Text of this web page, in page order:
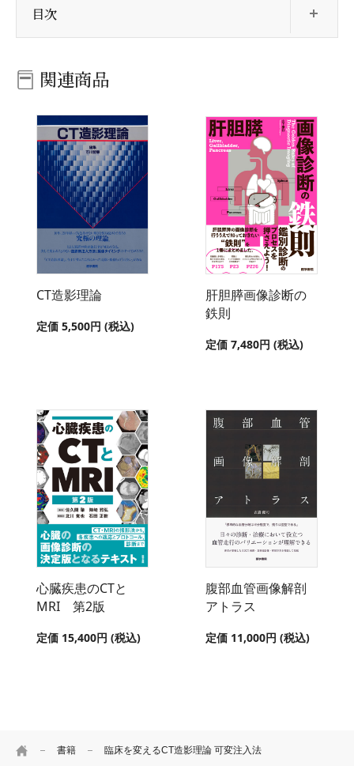
HOME 書籍 臨床を変えるCT造影理論 可変注入法
目次
関連商品
CT造影理論
定価 5,500円 (税込)
肝胆膵画像診断の
鉄則
定価 7,480円 (税込)
心臓疾患のCTと
MRI 第2版
定価 15,400円 (税込)
腹部血管画像解剖
アトラス
定価 11,000円 (税込)